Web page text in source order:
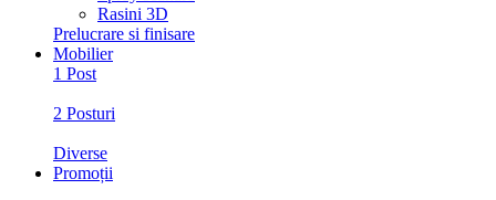
Rasini 3D
Prelucrare si finisare
Mobilier
1 Post
2 Posturi
Diverse
Promoții